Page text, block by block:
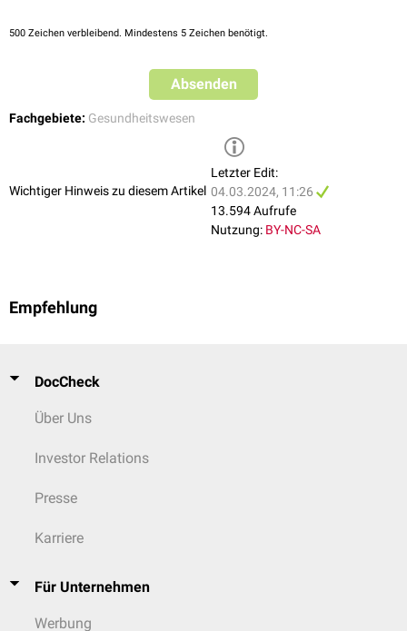
DasPEIist verantwortlich für die Zulassung von:
-, Gewebezubereitungen
Geweben
Therapien
Gentechnischhergestellten Blutbestandteilen
bedarf es beiNISoder
Genehmigung bzw. Zustimmung durch eine Bundesoberbehörde oder
500 Zeichen verbleibend. Mindestens 5 Zeichen benötigt.
Absenden
Fachgebiete: Gesundheitswesen
Wichtiger Hinweis zu diesem Artikel
Letzter Edit:
04.03.2024, 11:26
13.594 Aufrufe
Nutzung: BY-NC-SA
Empfehlung
DocCheck
Über Uns
Investor Relations
Presse
Karriere
Für Unternehmen
Werbung